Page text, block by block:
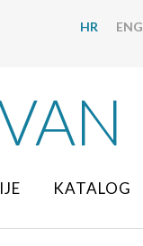
HR ENG
KATALOG